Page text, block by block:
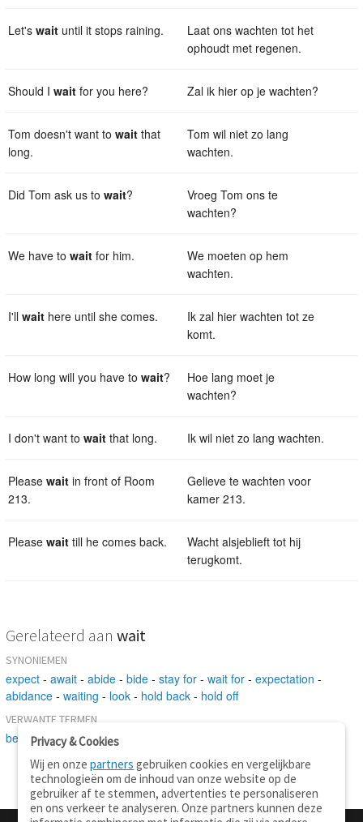
Let's wait until it stops raining.
Laat ons wachten tot het
ophoudt met regenen.
Should I wait for you here? Zal ik hier op je wachten?
Tom doesn't want to wait that
long.
Tom wil niet zo lang
wachten.
Did Tom ask us to wait?
Vroeg Tom ons te
wachten?
We have to wait for him.
We moeten op hem
wachten.
I'll wait here until she comes.
Ik zal hier wachten tot ze
komt.
How long will you have to wait?
Hoe lang moet je
wachten?
I don't want to wait that long. Ik wil niet zo lang wachten.
Please wait in front of Room
213.
Gelieve te wachten voor
kamer 213.
Please wait till he comes back.
Wacht alsjeblieft tot hij
terugkomt.
Gerelateerd aan wait
SYNONIEMEN
expect - await - abide - bide - stay for - wait for - expectation -
abidance - waiting - look - hold back - hold off
VERWANTE TERMEN
be wait-come about
Privacy & Cookies
Wij en onzepartners gebruiken cookies en vergelijkbare
technologieën om de inhoud van onze website op de
gebruiker af te stemmen, advertenties te personaliseren
en ons verkeer te analyseren. Onze partners kunnen deze